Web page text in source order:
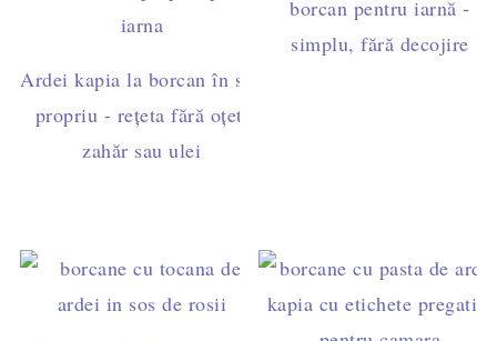
Ardei kapia la borcan în suc
propriu - rețeta fără oțet,
zahăr sau ulei
borcan pentru iarnă -
simplu, fără decojire